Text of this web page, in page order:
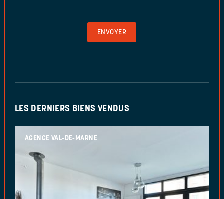
LES DERNIERS BIENS VENDUS
AGENCE VAL-DE-MARNE